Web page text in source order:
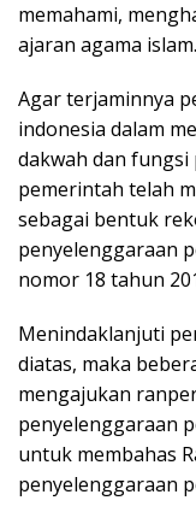
memahami,
ajaran agama islam.
Agar terjaminnya
indonesia dalam
dakwah dan fungsi
pemerintah telah
sebagai bentuk
penyelenggaraan
nomor 18 tahun
Menindaklanjuti
diatas, maka
mengajukan
penyelenggaraan
untuk membahas
penyelenggaraan